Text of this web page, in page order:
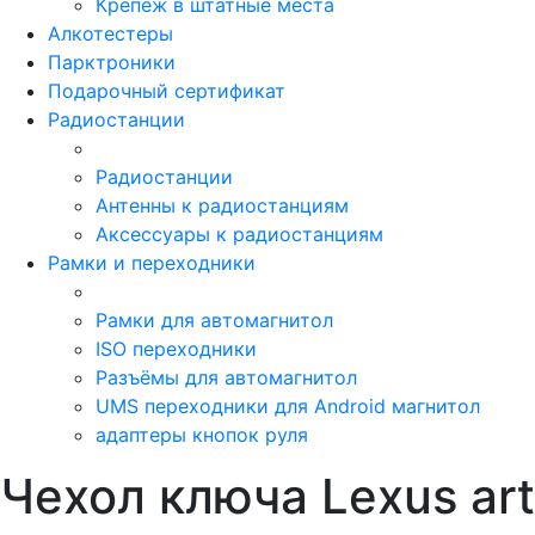
Алкотестеры
Парктроники
Подарочный сертификат
Радиостанции
Радиостанции
Антенны к радиостанциям
Аксессуары к радиостанциям
Рамки и переходники
Рамки для автомагнитол
ISO переходники
Разъёмы для автомагнитол
UMS переходники для Android магнитол
адаптеры кнопок руля
Чехол ключа Lexus